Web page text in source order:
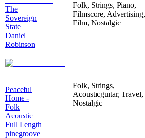
The
Sovereign
State
Daniel
Robinson
Folk, Strings, Piano,
Filmscore, Advertising,
Film, Nostalgic
Peaceful
Home -
Folk
Acoustic
Full Length
pinegroove
Folk, Strings,
Acousticguitar, Travel,
Nostalgic